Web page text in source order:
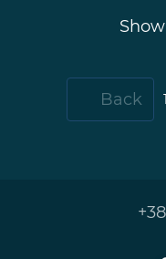
Back 1